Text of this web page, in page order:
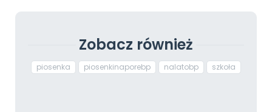
Zobacz również
piosenka piosenkinaporebp nalatobp szkoła